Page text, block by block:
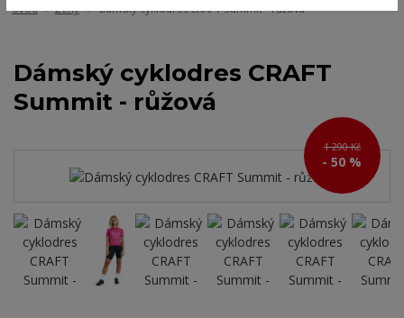
Úvod Ženy Dámský cyklodres CRAFT Summit - růžová
Dámský cyklodres CRAFT
Summit - růžová
1 290 Kč
- 50 %